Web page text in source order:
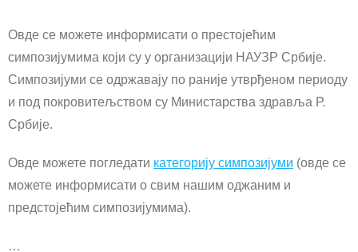
Овде се можете информисати о престојећим
симпозијумима који су у организацији НАУЗР Србије.
Симпозијуми се одржавају по раније утврђеном периоду
и под покровитељством су Министарства здравља Р.
Србије.
Овде можете погледати категорију симпозијуми (овде се
можете информисати о свим нашим оджаним и
предстојећим симпозијумима).
…